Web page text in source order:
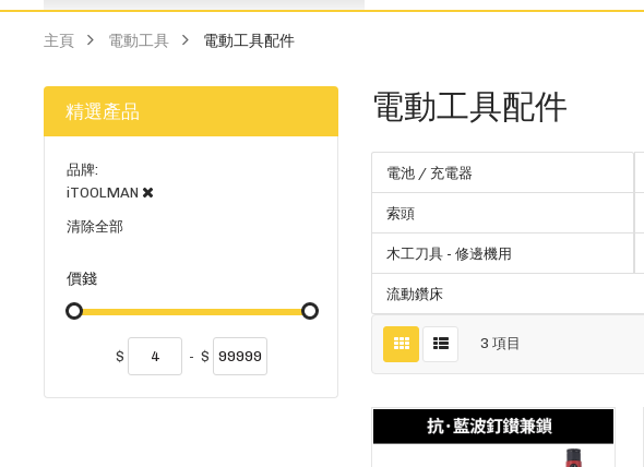
主頁 電動工具 電動工具配件
電動工具配件
電池 / 充電器
索頭
木工刀具 - 修邊機用
流動鑽床
3 項目
精選產品
品牌
iTOOLMAN
清除全部
價錢
$ - $